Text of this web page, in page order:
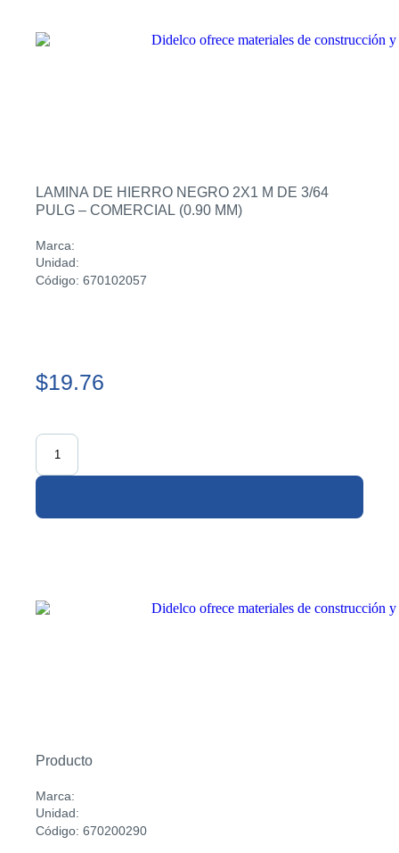
LAMINA DE HIERRO NEGRO 2X1 M DE 3/64
PULG – COMERCIAL (0.90 MM)
Marca:
Unidad:
Código: 670102057
$19.76
Producto
Marca:
Unidad:
Código: 670200290